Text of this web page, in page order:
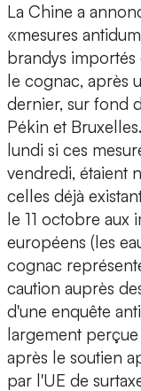
La Chine a
«mesures
brandys
le cognac, après
dernier, sur fond
Pékin et
lundi si ces
vendredi, étaient
celles déjà
le 11 octobre aux
européens (les
cognac
caution auprès
d'une enquête
largement
après le soutien
par l'UE de